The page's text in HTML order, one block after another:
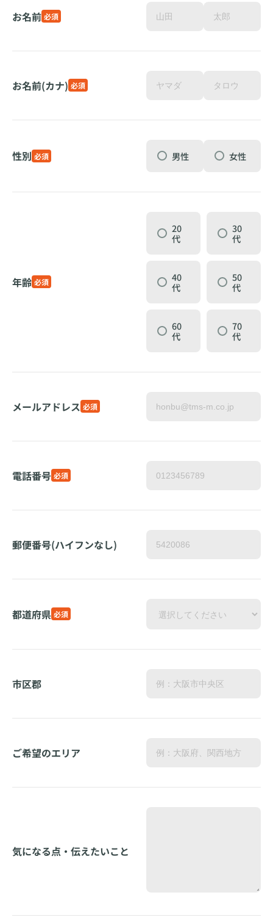
お名前 必須
お名前(カナ) 必須
性別 必須 男性 女性
年齢 必須
20
代
30
代
40
代
50
代
60
代
70
代
メールアドレス 必須
電話番号 必須
郵便番号(ハイフンなし)
都道府県 必須
市区郡
ご希望のエリア
気になる点・伝えたいこと